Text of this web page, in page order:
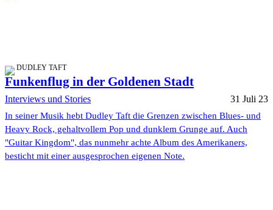
DUDLEY TAFT
Funkenflug in der Goldenen Stadt
Interviews und Stories 31 Juli 23
In seiner Musik hebt Dudley Taft die Grenzen zwischen Blues- und
Heavy Rock, gehaltvollem Pop und dunklem Grunge auf. Auch
"Guitar Kingdom", das nunmehr achte Album des Amerikaners,
besticht mit einer ausgesprochen eigenen Note.